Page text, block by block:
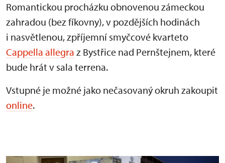
Romantickou procházku obnovenou zámeckou
zahradou (bez fíkovny), v pozdějších hodinách
i nasvětlenou, zpříjemní smyčcové kvarteto
Cappella allegra z Bystřice nad Pernštejnem, které
bude hrát v sala terrena.
Vstupné je možné jako nečasovaný okruh zakoupit
online.